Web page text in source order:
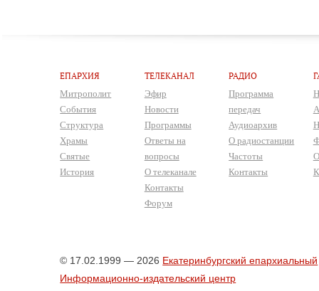
ЕПАРХИЯ
Митрополит
События
Структура
Храмы
Святые
История
ТЕЛЕКАНАЛ
Эфир
Новости
Программы
Ответы на
вопросы
О телеканале
Контакты
Форум
РАДИО
Программа
передач
Аудиоархив
О радиостанции
Частоты
Контакты
© 17.02.1999 — 2026 Екатеринбургский епархиальный
Информационно-издательский центр